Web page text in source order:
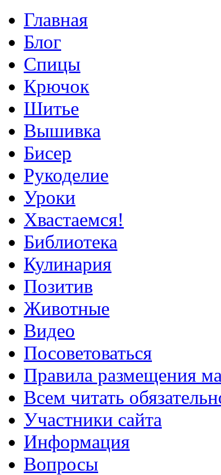
Главная
Блог
Спицы
Крючок
Шитье
Вышивка
Бисер
Рукоделие
Уроки
Хвастаемся!
Библиотека
Кулинария
Позитив
Животные
Видео
Посоветоваться
Правила размещения
Всем читать
Участники сайта
Информация
Вопросы